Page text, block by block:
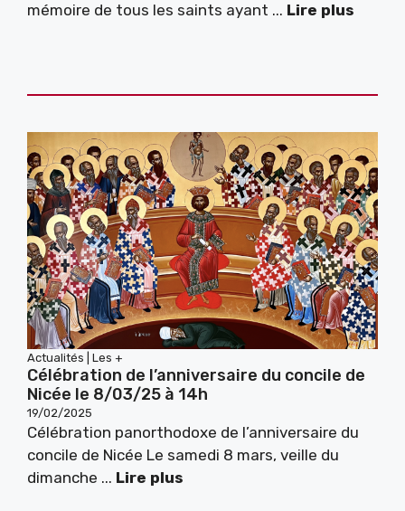
mémoire de tous les saints ayant ... Lire plus
Actualités Les +
Célébration de l’anniversaire du concile de
Nicée le 8/03/25 à 14h
19/02/2025
Célébration panorthodoxe de l’anniversaire du
concile de Nicée Le samedi 8 mars, veille du
dimanche ... Lire plus